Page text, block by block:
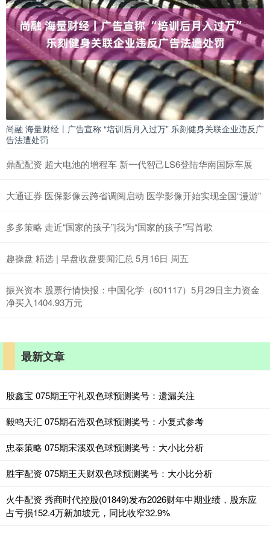
尚融 海量财经丨广告宣称 “培训后月入过万” 乐刻健身关联企业违反广
告法遭处罚
鼎配配资 超大电池的增程车 新一代智己LS6登陆华南国际车展
大通证券 医保影像云跨省调阅启动 医学影像开始实现全国“漫游”
多多策略 走近“国家的孩子”|我为“国家的孩子”写首歌
趣操盘 精选 | 早盘收盘要闻汇总 5月16日 周五
振兴资本 股票行情快报：中国化学（601117）5月29日主力资金
净买入1404.93万元
最新文章
股鑫宝 075期王守礼双色球预测奖号：遗漏关注
毅鸣天汇 075期石浩双色球预测奖号：小复式参考
忠泰策略 075期宋溪双色球预测奖号：大小比分析
胜宇配资 075期王天财双色球预测奖号：大小比分析
火牛配资 秀商时代控股(01849)发布2026财年中期业绩，股东应
占亏损152.4万新加坡元，同比收窄32.9%